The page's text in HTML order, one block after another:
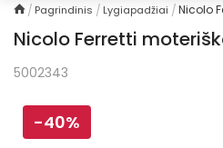
Pagrindinis Lygiapadžiai Nicolo
Nicolo Ferretti
5002343
-40%